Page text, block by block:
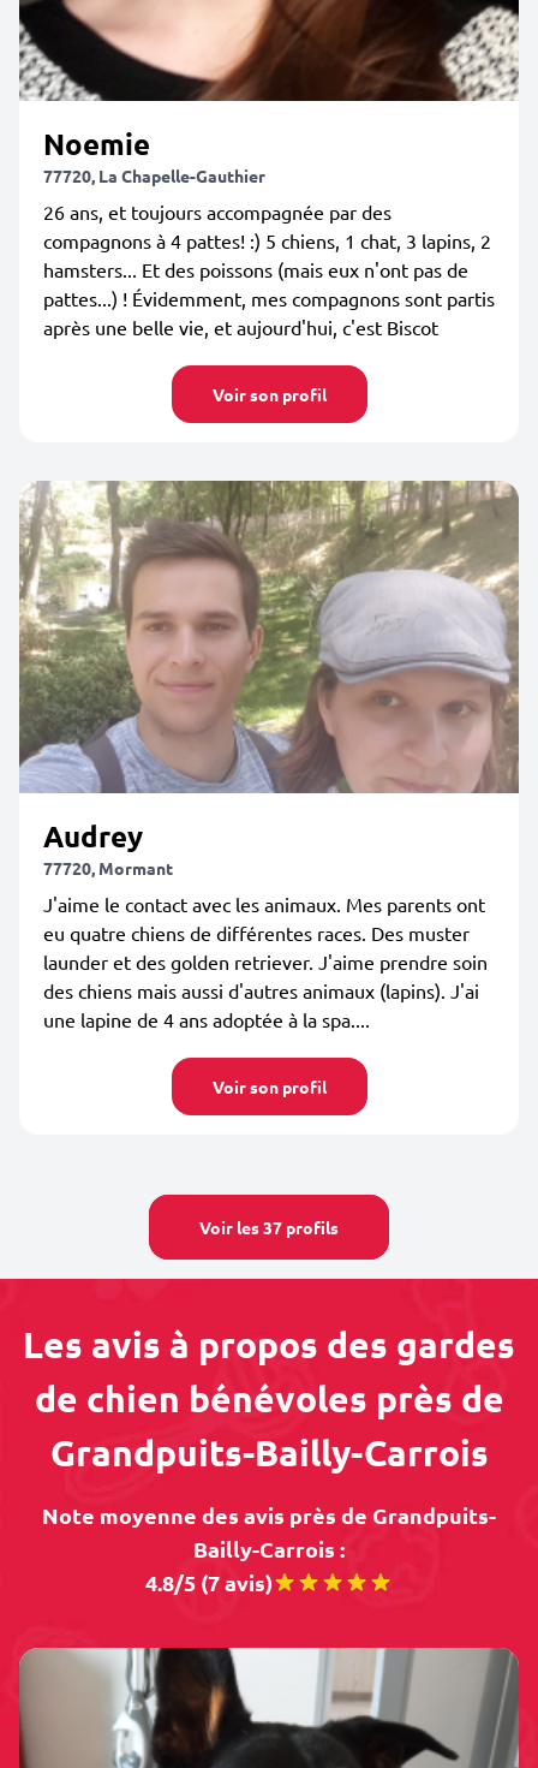
Noemie
77720, La Chapelle-Gauthier
26 ans, et toujours accompagnée par des
compagnons à 4 pattes! :) 5 chiens, 1 chat, 3 lapins, 2
hamsters... Et des poissons (mais eux n'ont pas de
pattes...) ! Évidemment, mes compagnons sont partis
après une belle vie, et aujourd'hui, c'est Biscot
Voir son profil
Audrey
77720, Mormant
J'aime le contact avec les animaux. Mes parents ont
eu quatre chiens de différentes races. Des muster
launder et des golden retriever. J'aime prendre soin
des chiens mais aussi d'autres animaux (lapins). J'ai
une lapine de 4 ans adoptée à la spa....
Voir son profil
Voir les 37 profils
Les avis à propos des gardes
de chien bénévoles près de
Grandpuits-Bailly-Carrois
Note moyenne des avis près de Grandpuits-
Bailly-Carrois :
4.8/5 (7 avis)